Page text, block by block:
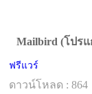
Mailbird (โปร
ฟรีแวร์
ดาวน์โหลด : 864